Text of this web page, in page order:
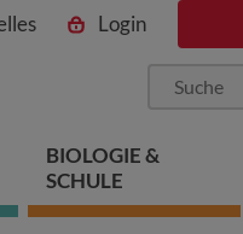
Login
BIOLOGIE &
SCHULE